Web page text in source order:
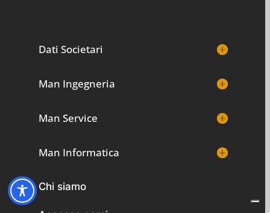
Dati Societari
Man Ingegneria
Man Service
Man Informatica
Chi siamo